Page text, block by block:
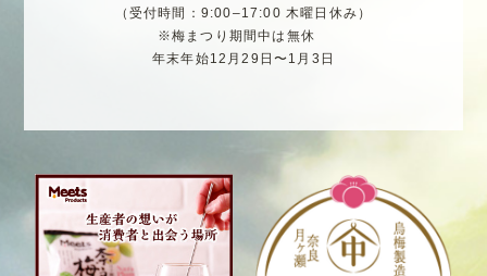
（受付時間：9:00–17:00 木曜日休み）
※梅まつり期間中は無休
年末年始12月29日〜1月3日